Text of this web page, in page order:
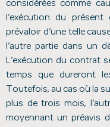
considérées comme
l’exécution du
prévaloir d’une telle
l’autre partie dans un
L’exécution du contrat
temps que dureront
Toutefois, au cas où la
plus de trois mois,
moyennant un préavis